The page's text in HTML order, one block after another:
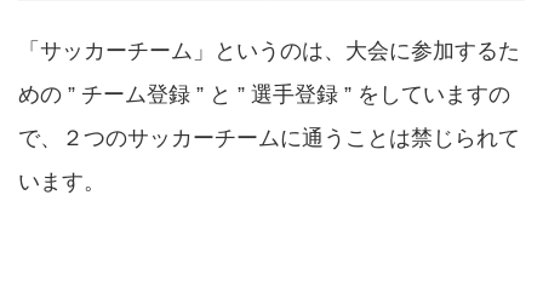
「サッカーチーム」というのは、大会に参加するた
めの ” チーム登録 ” と ” 選手登録 ” をしていますの
で、２つのサッカーチームに通うことは禁じられて
います。